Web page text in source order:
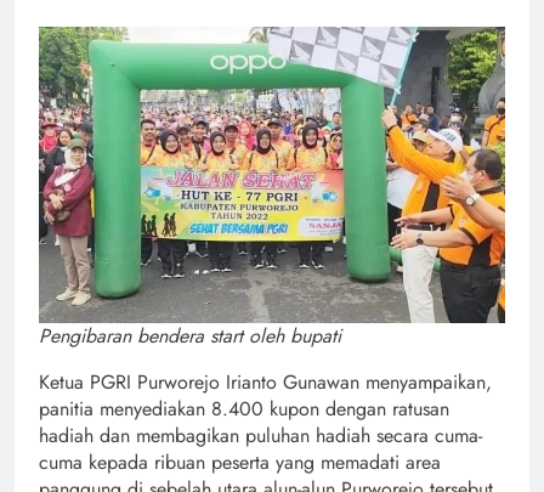
Pengibaran bendera start oleh bupati
Ketua PGRI Purworejo Irianto Gunawan menyampaikan,
panitia menyediakan 8.400 kupon dengan ratusan
hadiah dan membagikan puluhan hadiah secara cuma-
cuma kepada ribuan peserta yang memadati area